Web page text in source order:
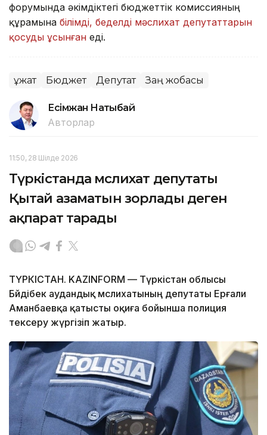
форумында әкімдіктегі бюджеттік комиссияның
құрамына білімді, беделді мәслихат депутаттарын
қосуды ұсынған еді.
Құжат Бюджет Депутат Заң жобасы
Есімжан Нақтыбай
Авторлар
11:50, 28 Шілде 2026
Түркістанда мәслихат депутаты
Қытай азаматын зорлады деген
ақпарат тарады
ТҮРКІСТАН. KAZINFORM — Түркістан облысы
Бәйдібек аудандық мәслихатының депутаты Ерғали
Аманбаевқа қатысты оқиға бойынша полиция
тексеру жүргізіп жатыр.